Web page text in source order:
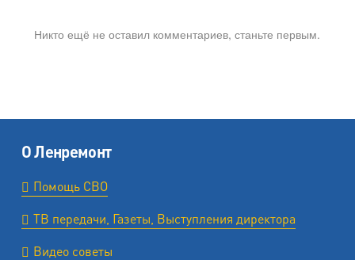
Никто ещё не оставил комментариев, станьте первым.
О Ленремонт
Помощь СВО
ТВ передачи, Газеты, Выступления директора
Видео советы